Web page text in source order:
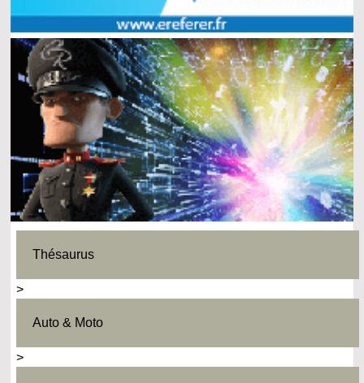
Thésaurus
>
Auto & Moto
>